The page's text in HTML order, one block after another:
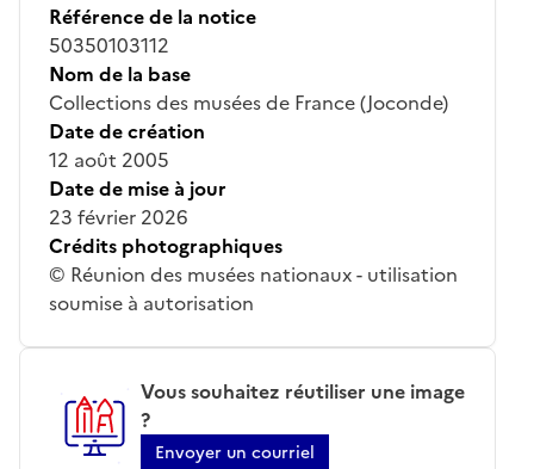
Référence de la notice
50350103112
Nom de la base
Collections des musées de France (Joconde)
Date de création
12 août 2005
Date de mise à jour
23 février 2026
Crédits photographiques
© Réunion des musées nationaux - utilisation
soumise à autorisation
Vous souhaitez réutiliser une image
?
Envoyer un courriel